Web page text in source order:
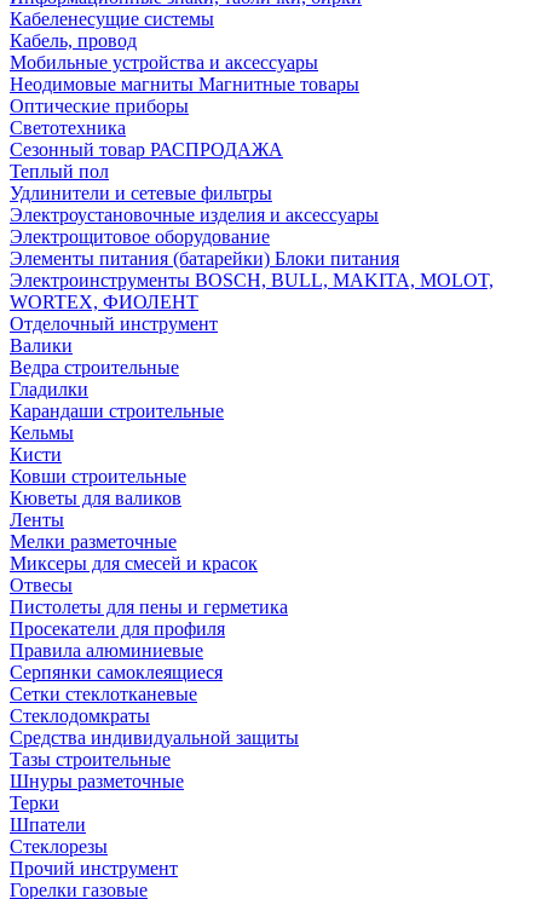
Кабеленесущие системы
Кабель, провод
Мобильные устройства и аксессуары
Неодимовые магниты Магнитные товары
Оптические приборы
Светотехника
Сезонный товар РАСПРОДАЖА
Теплый пол
Удлинители и сетевые фильтры
Электроустановочные изделия и аксессуары
Электрощитовое оборудование
Элементы питания (батарейки) Блоки питания
Электроинструменты BOSCH, BULL, MAKITA, MOLOT,
WORTEX, ФИОЛЕНТ
Отделочный инструмент
Валики
Ведра строительные
Гладилки
Карандаши строительные
Кельмы
Кисти
Ковши строительные
Кюветы для валиков
Ленты
Мелки разметочные
Миксеры для смесей и красок
Отвесы
Пистолеты для пены и герметика
Просекатели для профиля
Правила алюминиевые
Серпянки самоклеящиеся
Сетки стеклотканевые
Стеклодомкраты
Средства индивидуальной защиты
Тазы строительные
Шнуры разметочные
Терки
Шпатели
Стеклорезы
Прочий инструмент
Горелки газовые